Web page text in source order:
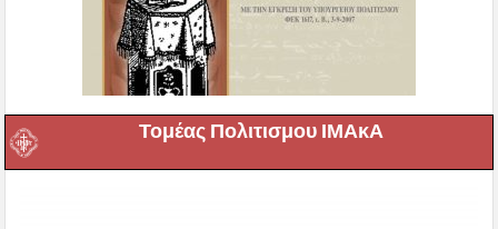
Τομέας Πολιτισμου ΙΜΑκΑ